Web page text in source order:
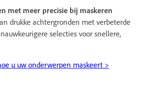
met meer precisie bij maskeren
drukke achtergronden met verbeterde
selecties voor snellere,
u uw onderwerpen maskeert >